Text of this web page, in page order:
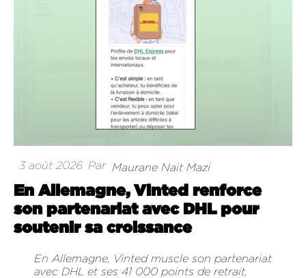
3 août 2026 Par Maurane Nait Mazi
En Allemagne, Vinted renforce
son partenariat avec DHL pour
soutenir sa croissance
En Allemagne, Vinted muscle son partenariat
avec DHL et ses 41 000 points de retrait,